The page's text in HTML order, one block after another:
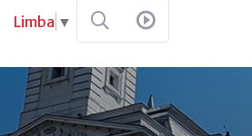
Limba ▼